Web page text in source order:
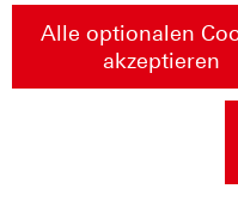
Alle optionalen
akzeptieren